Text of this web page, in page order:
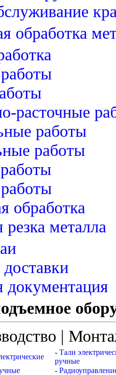
обработка
расточные
работы
работы
обработка
металла
документация
|
- Тали
ручные
-